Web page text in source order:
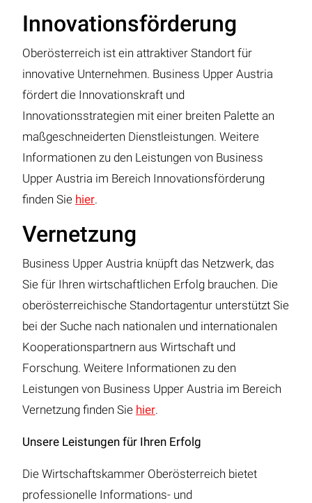
Innovationsförderung
Oberösterreich ist ein attraktiver Standort für
innovative Unternehmen. Business Upper Austria
fördert die Innovationskraft und
Innovationsstrategien mit einer breiten Palette an
maßgeschneiderten Dienstleistungen. Weitere
Informationen zu den Leistungen von Business
Upper Austria im Bereich Innovationsförderung
finden Sie hier.
Vernetzung
Business Upper Austria knüpft das Netzwerk, das
Sie für Ihren wirtschaftlichen Erfolg brauchen. Die
oberösterreichische Standortagentur unterstützt Sie
bei der Suche nach nationalen und internationalen
Kooperationspartnern aus Wirtschaft und
Forschung. Weitere Informationen zu den
Leistungen von Business Upper Austria im Bereich
Vernetzung finden Sie hier.
Unsere Leistungen für Ihren Erfolg
Die Wirtschaftskammer Oberösterreich bietet
professionelle Informations- und